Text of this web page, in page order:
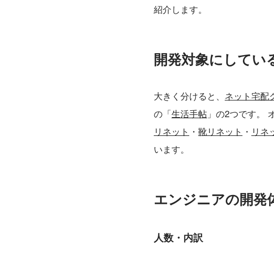
紹介します。
開発対象にしてい
大きく分けると、 ネット宅配
の「生活手帖 」の2つです。
リネット ・ 靴リネット ・ リネ
います。
エンジニアの開発
人数・内訳